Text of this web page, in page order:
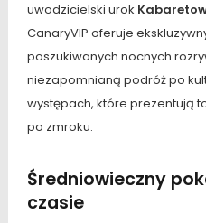
uwodzicielski urok
CanaryVIP oferuje
poszukiwanych nocnych
niezapomnianą podróż po
występach, które prezentują
po zmroku.
Średniowieczny
czasie